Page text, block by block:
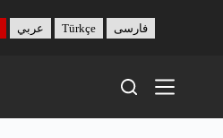
عربي Türkçe فارسی